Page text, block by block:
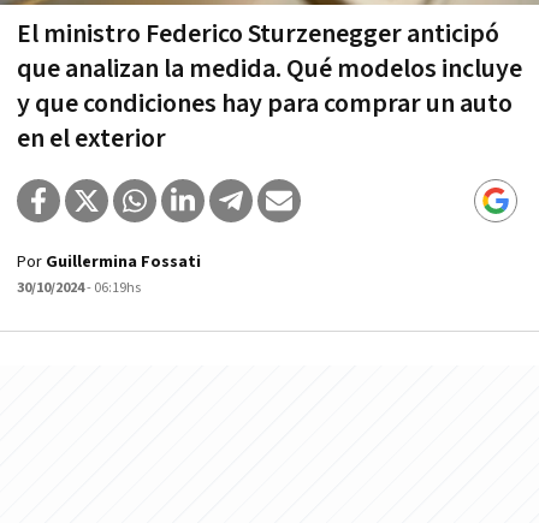
El ministro Federico Sturzenegger anticipó
que analizan la medida. Qué modelos incluye
y que condiciones hay para comprar un auto
en el exterior
Por Guillermina Fossati
30/10/2024- 06:19hs